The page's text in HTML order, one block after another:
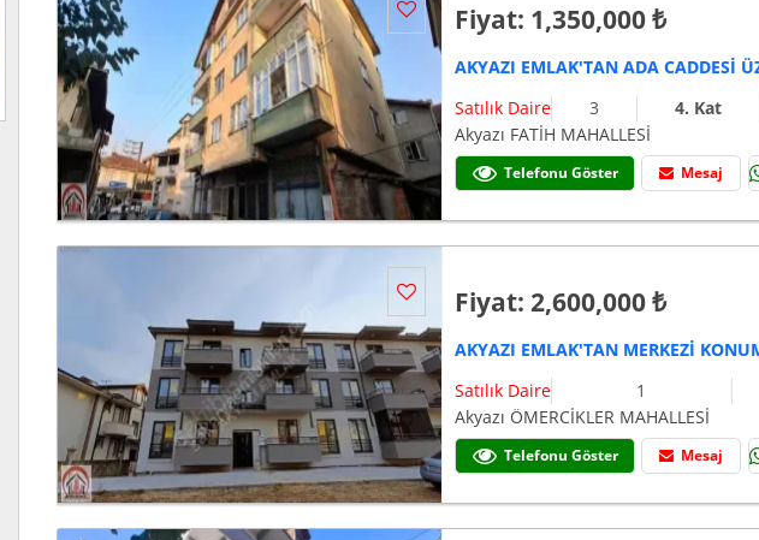
Fiyat: 1,350,000 ₺
Satılık Daire 3 4. Kat
Akyazı FATİH MAHALLESİ
Telefonu Göster Mesaj
Fiyat: 2,600,000 ₺
Satılık Daire 1
Akyazı ÖMERCİKLER MAHALLESİ
Telefonu Göster Mesaj